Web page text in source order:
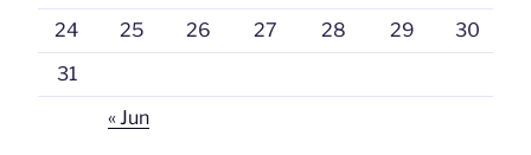
24
25 26 27 28 29
30
31
« Jun